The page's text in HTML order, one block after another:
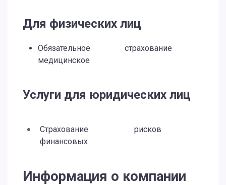
Для физических лиц
Обязательное
медицинское
страхование
Услуги для юридических лиц
Страхование
финансовых
рисков
Информация о компании